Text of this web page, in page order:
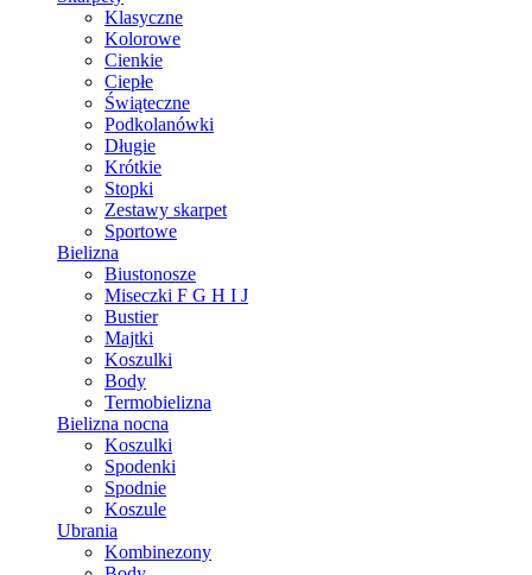
Klasyczne
Kolorowe
Cienkie
Ciepłe
Świąteczne
Podkolanówki
Długie
Krótkie
Stopki
Zestawy skarpet
Sportowe
Bielizna
Biustonosze
Miseczki F G H I J
Bustier
Majtki
Koszulki
Body
Termobielizna
Bielizna nocna
Koszulki
Spodenki
Spodnie
Koszule
Ubrania
Kombinezony